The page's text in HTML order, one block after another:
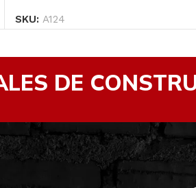
SKU: A124
DE